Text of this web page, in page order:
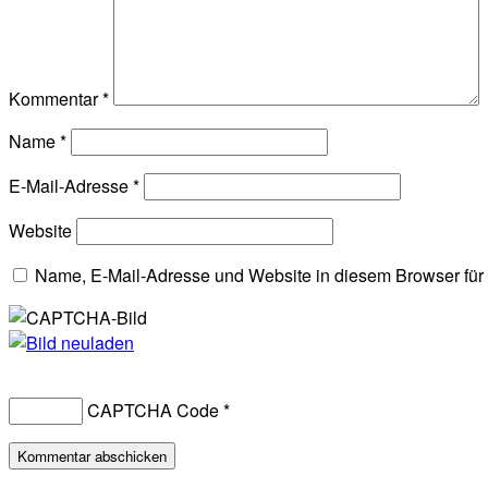
Kommentar*
Name*
E-Mail-Adresse*
Website
Name, E-Mail-Adresse und Website in diesem Browser
CAPTCHA Code*